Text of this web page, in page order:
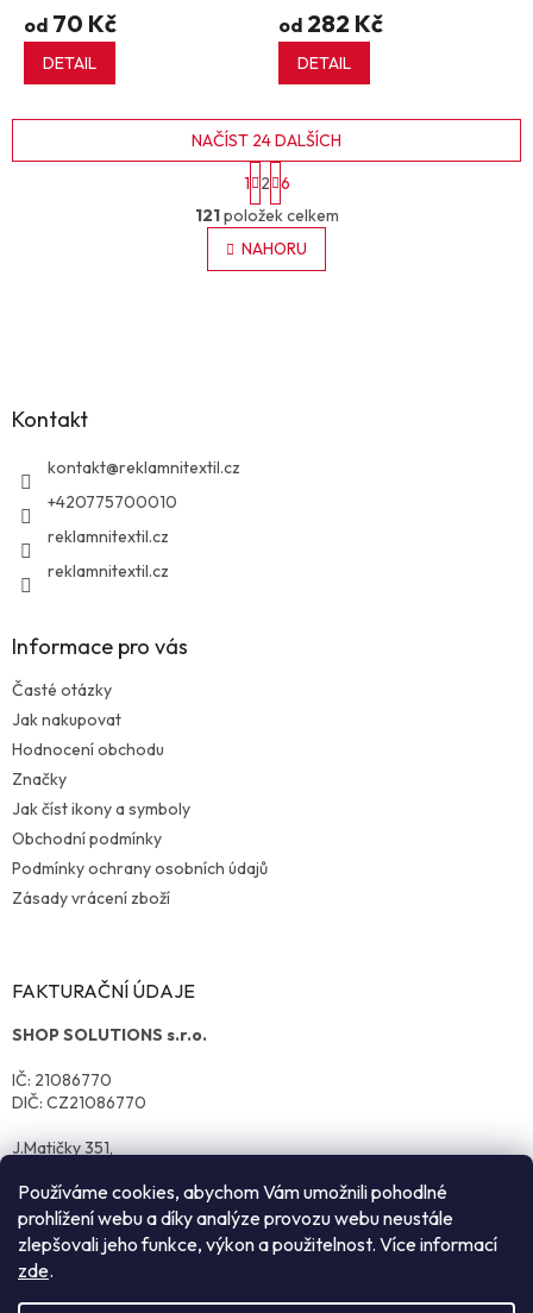
Používáme cookies, abychom Vám umožnili pohodlné
prohlížení webu a díky analýze provozu webu neustále
zlepšovali jeho funkce, výkon a použitelnost. Více informací
zde.
od 70 Kč
DETAIL
od 282 Kč
DETAIL
O
v
l
á
NAČÍST 24 DALŠÍCH
S
t
r
á
n
k
1 2 6
121položek celkem
NAHORU
Kontakt
kontakt@reklamnitextil.cz
+420775700010
reklamnitextil.cz
reklamnitextil.cz
Informace pro vás
Časté otázky
Jak nakupovat
Hodnocení obchodu
Značky
Jak číst ikony a symboly
Obchodní podmínky
Podmínky ochrany osobních údajů
Zásady vrácení zboží
FAKTURAČNÍ ÚDAJE
SHOP SOLUTIONS s.r.o.
IČ: 21086770
DIČ: CZ21086770
J.Matičky 351,